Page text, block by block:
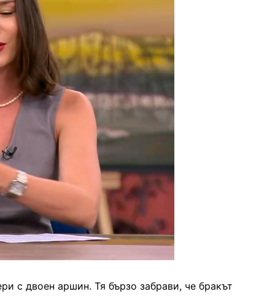
с двоен аршин. Тя бързо забрави, че бракът